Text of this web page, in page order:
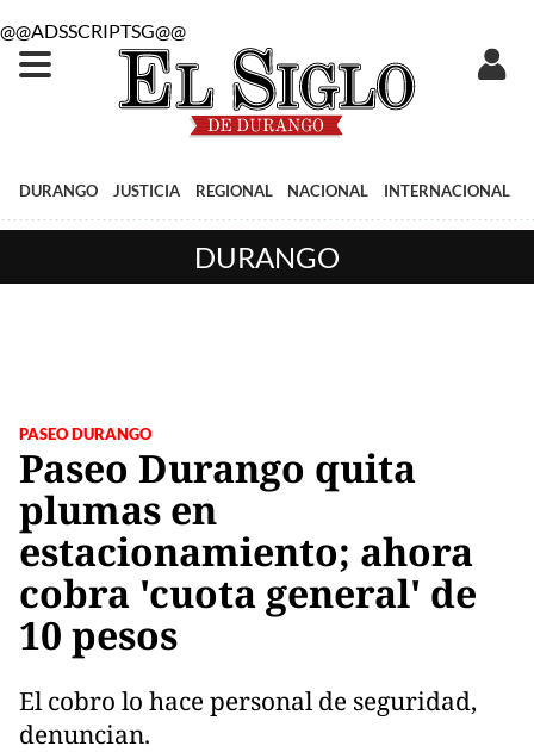
@@ADSSCRIPTSG@@
DURANGO JUSTICIA REGIONAL NACIONAL INTERNACIONAL
DURANGO
PASEO DURANGO
Paseo Durango quita
plumas en
estacionamiento; ahora
cobra 'cuota general' de
10 pesos
El cobro lo hace personal de seguridad,
denuncian.